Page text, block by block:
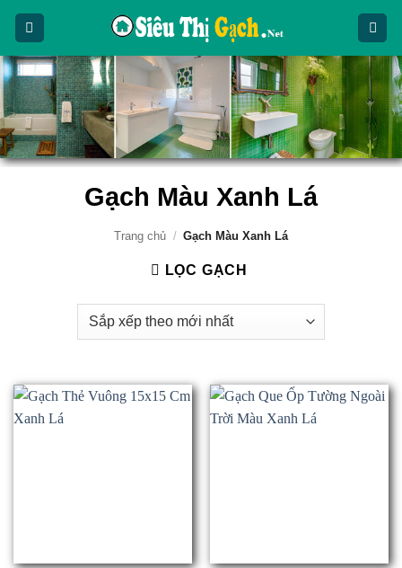
nội
dung
Gạch Màu Xanh Lá
Trang chủ / Gạch Màu Xanh Lá
LỌC GẠCH